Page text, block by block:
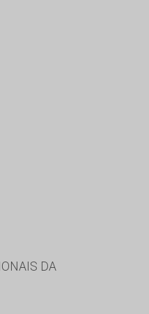
DA